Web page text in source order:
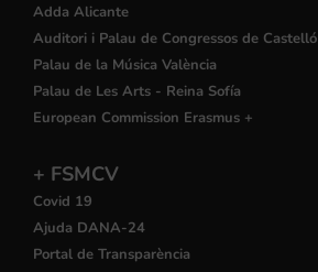
Adda Alicante
Auditori i Palau de Congressos de Castelló
Palau de la Música València
Palau de Les Arts - Reina Sofía
European Commission Erasmus +
+ FSMCV
Covid 19
Ajuda DANA-24
Portal de Transparència